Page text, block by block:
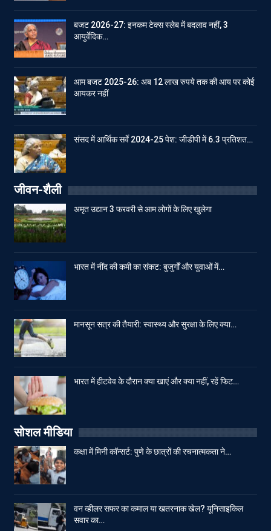
बजट 2026-27: इनकम टेक्स स्लेब में बदलाव नहीं, 3
आयुर्वेदिक…
आम बजट 2025-26: अब 12 लाख रुपये तक की आय पर कोई
आयकर नहीं
संसद में आर्थिक सर्वे 2024-25 पेश: जीडीपी में 6.3 प्रतिशत…
जीवन-शैली
अमृत उद्यान 3 फरवरी से आम लोगों के लिए खुलेगा
भारत में नींद की कमी का संकट: बुजुर्गों और युवाओं में…
मानसून सत्र की तैयारी: स्वास्थ्य और सुरक्षा के लिए क्या…
भारत में हीटवेव के दौरान क्या खाएं और क्या नहीं, रहें फिट…
सोशल मीडिया
कक्षा में मिनी कॉन्सर्ट: पुणे के छात्रों की रचनात्मकता ने…
वन व्हीलर सफर का कमाल या खतरनाक खेल? यूनिसाइकिल
सवार का…